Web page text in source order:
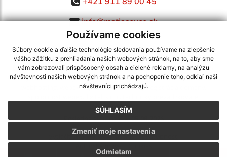
Používame cookies
Súbory cookie a ďalšie technológie sledovania používame na zlepšenie
vášho zážitku z prehliadania našich webových stránok, na to, aby sme
vám zobrazovali prispôsobený obsah a cielené reklamy, na analýzu
návštevnosti našich webových stránok a na pochopenie toho, odkiaľ naši
návštevníci prichádzajú.
SÚHLASÍM
Odmietam
Zmeniť moje nastavenia
info@matiasovce.sk
využite možnosť získavania aktuálnych informácií s využitím RSS
CMS systém (redakčný) systém ECHELON 2,Mapa stránok,web portál
webex.digital, s.r.o.,domény,registrácia domény
Posledná aktualizácia:05.08.2026
Vytlačiť stránku|Vyhlásenie o prístupnosti